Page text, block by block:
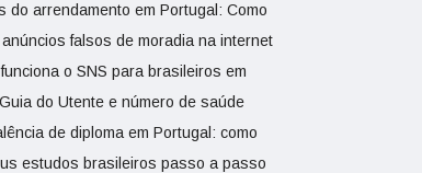
do arrendamento em Portugal: Como
falsos de moradia na internet
o SNS para brasileiros em
do Utente e número de saúde
de diploma em Portugal: como
estudos brasileiros passo a passo